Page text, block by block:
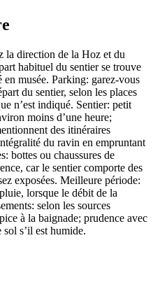
la direction de la Hoz et du
habituel du sentier se trouve
musée. Parking: garez-vous
du sentier, selon les places
n’est indiqué. Sentier: petit
moins d’une heure;
des itinéraires
du ravin en empruntant
bottes ou chaussures de
car le sentier comporte des
exposées. Meilleure période:
lorsque le débit de la
selon les sources
à la baignade; prudence avec
sol s’il est humide.